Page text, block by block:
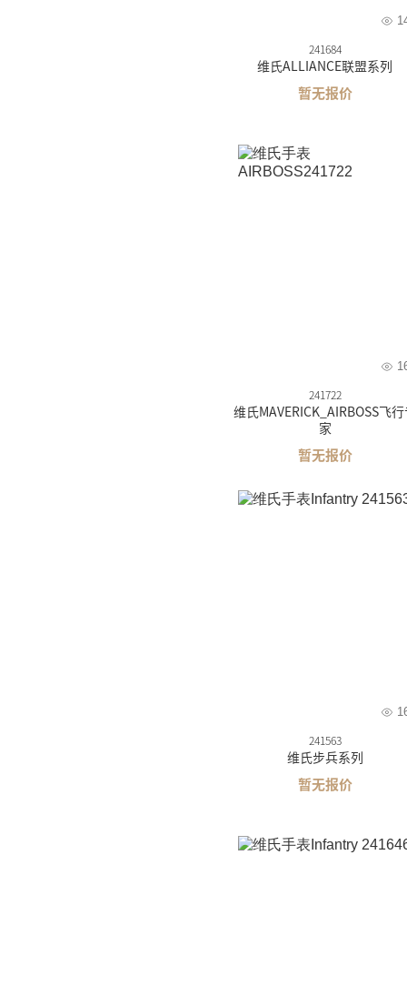
241684
维氏ALLIANCE联盟系列
暂无报价
241722
维氏MAVERICK_AIRBOSS飞
家
暂无报价
241563
维氏步兵系列
暂无报价